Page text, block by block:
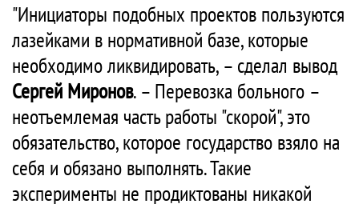
"Инициаторы подобных проектов пользуются
лазейками в нормативной базе, которые
необходимо ликвидировать, – сделал вывод
Сергей Миронов. – Перевозка больного –
неотъемлемая часть работы "скорой", это
обязательство, которое государство взяло на
себя и обязано выполнять. Такие
эксперименты не продиктованы никакой